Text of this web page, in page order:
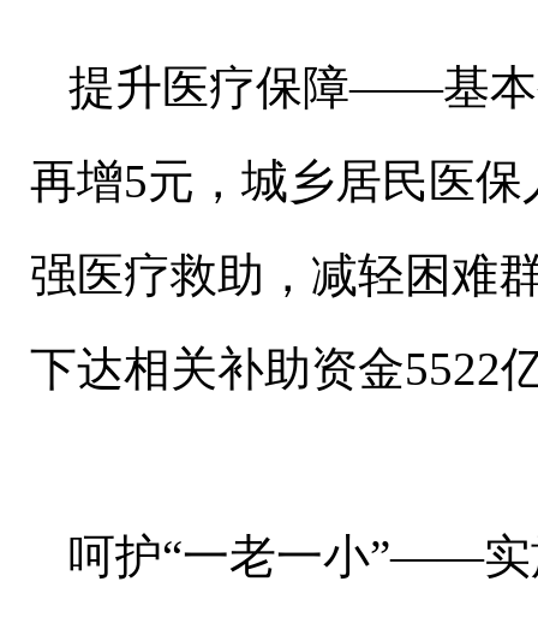
提升医疗保障——基本
再增5元，城乡居民医
强医疗救助，减轻困难
下达相关补助资金5522
呵护“一老一小”——实